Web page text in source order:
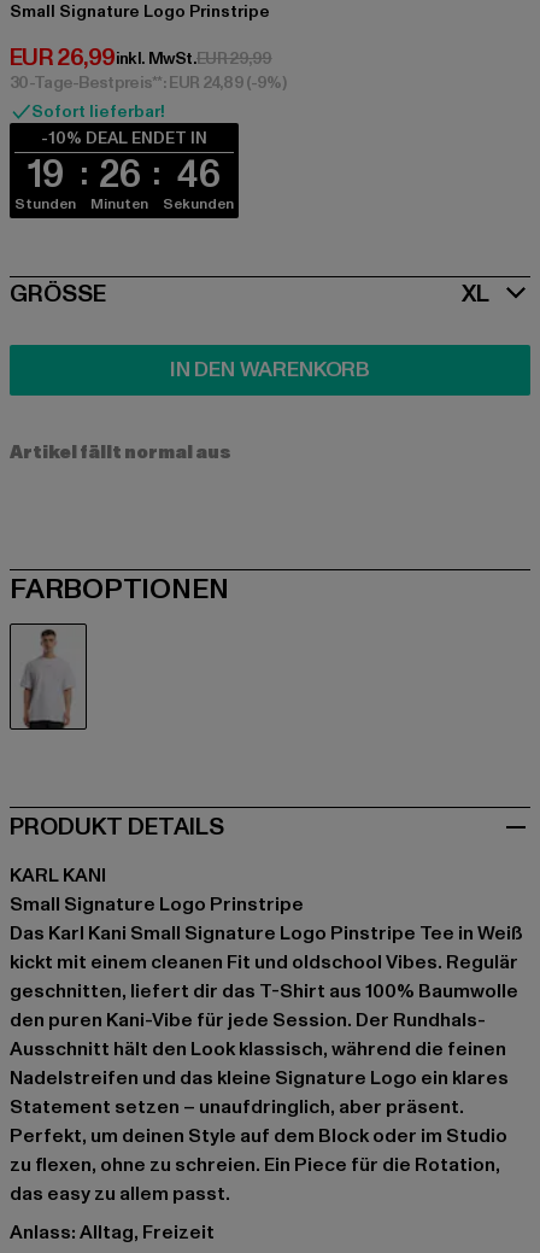
Small Signature Logo Prinstripe
EUR 26,99
Derzeitiger Preis: EUR 26,99
inkl. MwSt.EUR 29,99Aktionspreis: EUR 29,99
30-Tage-Bestpreis**: EUR 24,89(-9%)
Sofort lieferbar!
-10% DEAL ENDET IN
19
Stunden
26
Minuten
45
Sekunden
SIZE
GRÖSSE XL
IN DEN WARENKORB
Artikel fällt normal aus
FARBOPTIONEN
PRODUKT DETAILS
KARL KANI
Small Signature Logo Prinstripe
Das Karl Kani Small Signature Logo Pinstripe Tee in Weiß
kickt mit einem cleanen Fit und oldschool Vibes. Regulär
geschnitten, liefert dir das T-Shirt aus 100% Baumwolle
den puren Kani-Vibe für jede Session. Der Rundhals-
Ausschnitt hält den Look klassisch, während die feinen
Nadelstreifen und das kleine Signature Logo ein klares
Statement setzen – unaufdringlich, aber präsent.
Perfekt, um deinen Style auf dem Block oder im Studio
zu flexen, ohne zu schreien. Ein Piece für die Rotation,
das easy zu allem passt.
Anlass: Alltag, Freizeit